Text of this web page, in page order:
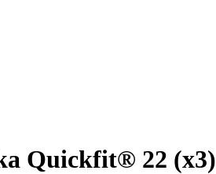
Quickfit® 22 (x3)